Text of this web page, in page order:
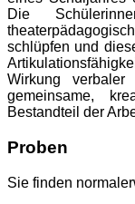
Die
schlüpfen und
Wirkung verbaler
gemeinsame,
Bestandteil der
Proben
Sie finden